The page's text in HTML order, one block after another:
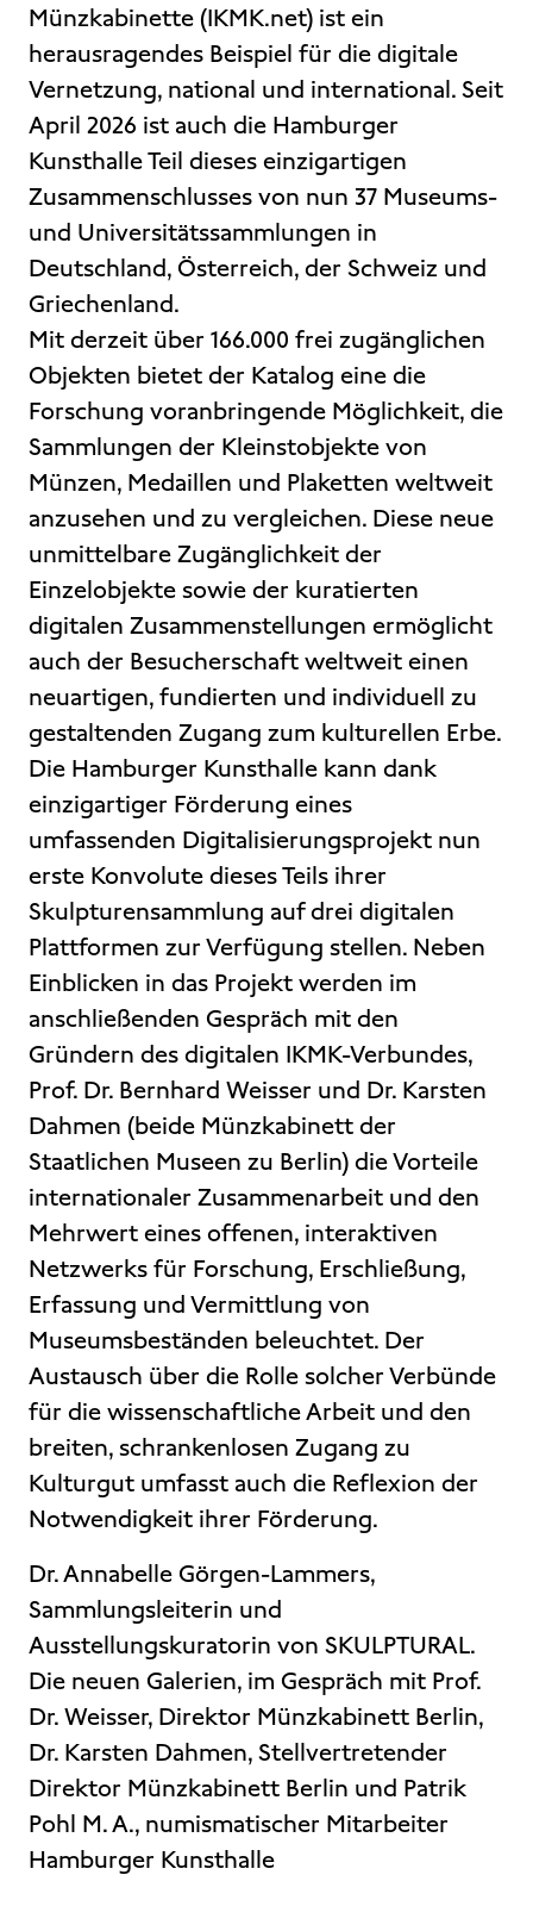
Münzkabinette (IKMK.net) ist ein
herausragendes Beispiel für die digitale
Vernetzung, national und international. Seit
April 2026 ist auch die Hamburger
Kunsthalle Teil dieses einzigartigen
Zusammenschlusses von nun 37 Museums-
und Universitätssammlungen in
Deutschland, Österreich, der Schweiz und
Griechenland.
Mit derzeit über 166.000 frei zugänglichen
Objekten bietet der Katalog eine die
Forschung voranbringende Möglichkeit, die
Sammlungen der Kleinstobjekte von
Münzen, Medaillen und Plaketten weltweit
anzusehen und zu vergleichen. Diese neue
unmittelbare Zugänglichkeit der
Einzelobjekte sowie der kuratierten
digitalen Zusammenstellungen ermöglicht
auch der Besucherschaft weltweit einen
neuartigen, fundierten und individuell zu
gestaltenden Zugang zum kulturellen Erbe.
Die Hamburger Kunsthalle kann dank
einzigartiger Förderung eines
umfassenden Digitalisierungsprojekt nun
erste Konvolute dieses Teils ihrer
Skulpturensammlung auf drei digitalen
Plattformen zur Verfügung stellen. Neben
Einblicken in das Projekt werden im
anschließenden Gespräch mit den
Gründern des digitalen IKMK-Verbundes,
Prof. Dr. Bernhard Weisser und Dr. Karsten
Dahmen (beide Münzkabinett der
Staatlichen Museen zu Berlin) die Vorteile
internationaler Zusammenarbeit und den
Mehrwert eines offenen, interaktiven
Netzwerks für Forschung, Erschließung,
Erfassung und Vermittlung von
Museumsbeständen beleuchtet. Der
Austausch über die Rolle solcher Verbünde
für die wissenschaftliche Arbeit und den
breiten, schrankenlosen Zugang zu
Kulturgut umfasst auch die Reflexion der
Notwendigkeit ihrer Förderung.
Dr. Annabelle Görgen-Lammers,
Sammlungsleiterin und
Ausstellungskuratorin von SKULPTURAL.
Die neuen Galerien, im Gespräch mit Prof.
Dr. Weisser, Direktor Münzkabinett Berlin,
Dr. Karsten Dahmen, Stellvertretender
Direktor Münzkabinett Berlin und Patrik
Pohl M. A., numismatischer Mitarbeiter
Hamburger Kunsthalle